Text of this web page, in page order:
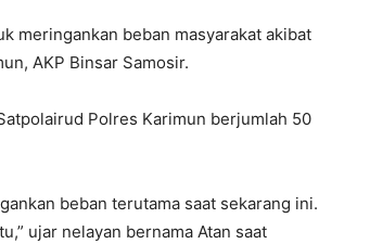
meringankan beban masyarakat akibat
AKP Binsar Samosir.
Polres Karimun berjumlah 50
beban terutama saat sekarang ini.
ujar nelayan bernama Atan saat